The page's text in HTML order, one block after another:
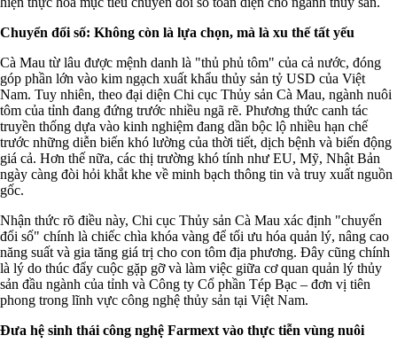
Chuyển đổi số: Không còn là lựa chọn, mà là xu thế tất yếu
Cà Mau từ lâu được mệnh danh là "thủ phủ tôm" của cả nước, đóng
góp phần lớn vào kim ngạch xuất khẩu thủy sản tỷ USD của Việt
Nam. Tuy nhiên, theo đại diện Chi cục Thủy sản Cà Mau, ngành nuôi
tôm của tỉnh đang đứng trước nhiều ngã rẽ. Phương thức canh tác
truyền thống dựa vào kinh nghiệm đang dần bộc lộ nhiều hạn chế
trước những diễn biến khó lường của thời tiết, dịch bệnh và biến động
giá cả. Hơn thế nữa, các thị trường khó tính như EU, Mỹ, Nhật Bản
ngày càng đòi hỏi khắt khe về minh bạch thông tin và truy xuất nguồn
gốc.
Nhận thức rõ điều này, Chi cục Thủy sản Cà Mau xác định "chuyển
đổi số" chính là chiếc chìa khóa vàng để tối ưu hóa quản lý, nâng cao
năng suất và gia tăng giá trị cho con tôm địa phương. Đây cũng chính
là lý do thúc đẩy cuộc gặp gỡ và làm việc giữa cơ quan quản lý thủy
sản đầu ngành của tỉnh và Công ty Cổ phần Tép Bạc – đơn vị tiên
phong trong lĩnh vực công nghệ thủy sản tại Việt Nam.
Đưa hệ sinh thái công nghệ Farmext vào thực tiễn vùng nuôi